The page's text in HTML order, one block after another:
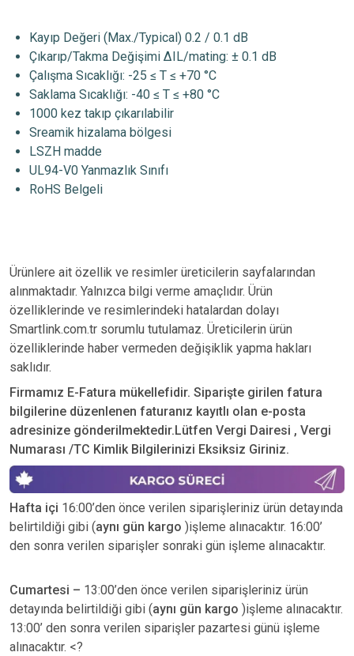
Kayıp Değeri (Max./Typical) 0.2 / 0.1 dB
Çıkarıp/Takma Değişimi ΔIL/mating: ± 0.1 dB
Çalışma Sıcaklığı: -25 ≤ T ≤ +70 °C
Saklama Sıcaklığı: -40 ≤ T ≤ +80 °C
1000 kez takıp çıkarılabilir
Sreamik hizalama bölgesi
LSZH madde
UL94-V0 Yanmazlık Sınıfı
RoHS Belgeli
Ürünlere ait özellik ve resimler üreticilerin sayfalarından
alınmaktadır. Yalnızca bilgi verme amaçlıdır. Ürün
özelliklerinde ve resimlerindeki hatalardan dolayı
Smartlink.com.tr sorumlu tutulamaz. Üreticilerin ürün
özelliklerinde haber vermeden değişiklik yapma hakları
saklıdır.
Firmamız E-Fatura mükellefidir. Siparişte girilen fatura
bilgilerine düzenlenen faturanız kayıtlı olan e-posta
adresinize gönderilmektedir.Lütfen Vergi Dairesi , Vergi
Numarası /TC Kimlik Bilgilerinizi Eksiksiz Giriniz.
Hafta içi 16:00’den önce verilen siparişleriniz ürün detayında
belirtildiği gibi (aynı gün kargo )işleme alınacaktır. 16:00’
den sonra verilen siparişler sonraki gün işleme alınacaktır.
Cumartesi – 13:00’den önce verilen siparişleriniz ürün
detayında belirtildiği gibi (aynı gün kargo )işleme alınacaktır.
13:00’ den sonra verilen siparişler pazartesi günü işleme
alınacaktır. <?